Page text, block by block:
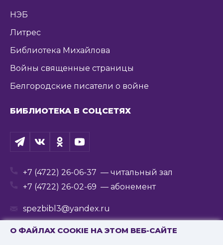
О ФАЙЛАХ COOKIE НА ЭТОМ ВЕБ-САЙТЕ
НЭБ
Литрес
Библиотека Михайлова
Войны священные страницы
Белгородские писатели о войне
БИБЛИОТЕКА В СОЦСЕТЯХ
+7 (4722) 26-06-37 — читальный зал
+7 (4722) 26-02-69 — абонемент
spezbibl3@yandex.ru